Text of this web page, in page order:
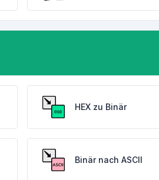
HEX zu Binär
Binär nach ASCII